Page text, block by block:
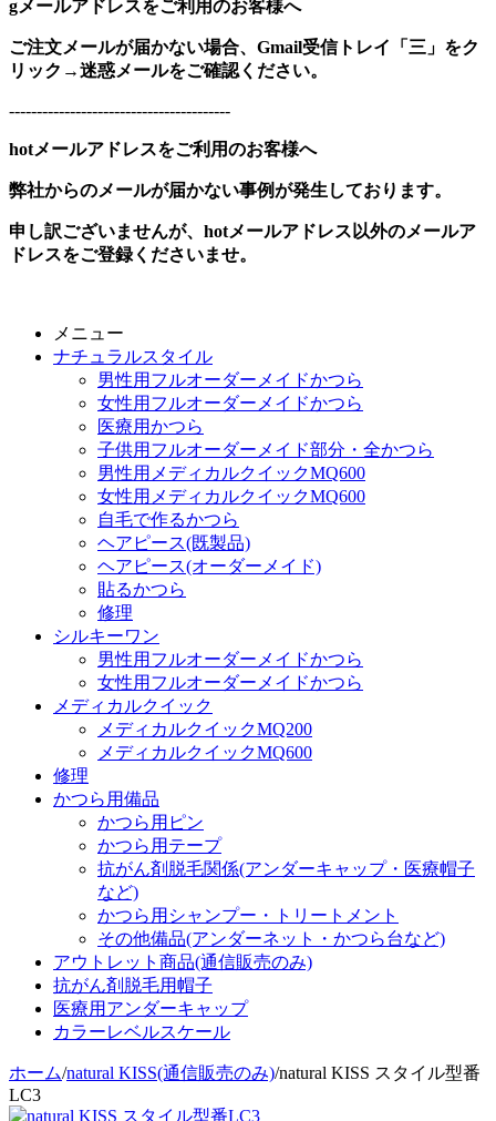
gメールアドレスをご利用のお客様へ
ご注文メールが届かない場合、Gmail受信トレイ「三」をク
リック→迷惑メールをご確認ください。
----------------------------------------
hotメールアドレスをご利用のお客様へ
弊社からのメールが届かない事例が発生しております。
申し訳ございませんが、hotメールアドレス以外のメールア
ドレスをご登録くださいませ。
メニュー
ナチュラルスタイル
男性用フルオーダーメイドかつら
女性用フルオーダーメイドかつら
医療用かつら
子供用フルオーダーメイド部分・全かつら
男性用メディカルクイックMQ600
女性用メディカルクイックMQ600
自毛で作るかつら
ヘアピース(既製品)
ヘアピース(オーダーメイド)
貼るかつら
修理
シルキーワン
男性用フルオーダーメイドかつら
女性用フルオーダーメイドかつら
メディカルクイック
メディカルクイックMQ200
メディカルクイックMQ600
修理
かつら用備品
かつら用ピン
かつら用テープ
抗がん剤脱毛関係(アンダーキャップ・医療帽子
など)
かつら用シャンプー・トリートメント
その他備品(アンダーネット・かつら台など)
アウトレット商品(通信販売のみ)
抗がん剤脱毛用帽子
医療用アンダーキャップ
カラーレベルスケール
ホーム/natural KISS(通信販売のみ)/natural KISS スタイル型番
LC3